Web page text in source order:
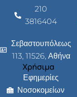
210
3816404
Σεβαστουπόλεως
113, 11526, Αθήνα
Χρήσιμα
Εφημερίες
Νοσοκομείων